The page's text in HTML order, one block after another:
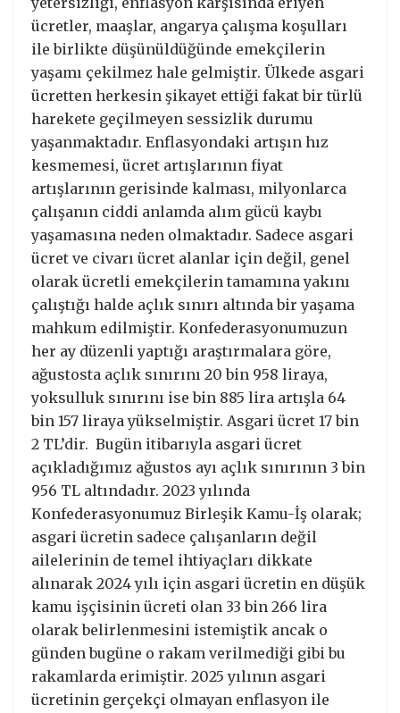
ücretler, maaşlar, angarya çalışma koşulları
ile birlikte düşünüldüğünde emekçilerin
yaşamı çekilmez hale gelmiştir. Ülkede asgari
ücretten herkesin şikayet ettiği fakat bir türlü
harekete geçilmeyen sessizlik durumu
yaşanmaktadır. Enflasyondaki artışın hız
kesmemesi, ücret artışlarının fiyat
artışlarının gerisinde kalması, milyonlarca
çalışanın ciddi anlamda alım gücü kaybı
yaşamasına neden olmaktadır. Sadece asgari
ücret ve civarı ücret alanlar için değil, genel
olarak ücretli emekçilerin tamamına yakını
çalıştığı halde açlık sınırı altında bir yaşama
mahkum edilmiştir. Konfederasyonumuzun
her ay düzenli yaptığı araştırmalara göre,
ağustosta açlık sınırını 20 bin 958 liraya,
yoksulluk sınırını ise bin 885 lira artışla 64
bin 157 liraya yükselmiştir. Asgari ücret 17 bin
2 TL’dir. Bugün itibarıyla asgari ücret
açıkladığımız ağustos ayı açlık sınırının 3 bin
956 TL altındadır. 2023 yılında
Konfederasyonumuz Birleşik Kamu-İş olarak;
asgari ücretin sadece çalışanların değil
ailelerinin de temel ihtiyaçları dikkate
alınarak 2024 yılı için asgari ücretin en düşük
kamu işçisinin ücreti olan 33 bin 266 lira
olarak belirlenmesini istemiştik ancak o
günden bugüne o rakam verilmediği gibi bu
rakamlarda erimiştir. 2025 yılının asgari
ücretinin gerçekçi olmayan enflasyon ile